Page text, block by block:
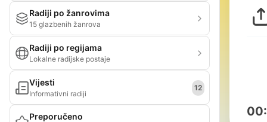
Radiji po žanrovima
15 glazbenih žanrova
Radiji po regijama
Lokalne radijske postaje
Vijesti
Informativni radiji
12
Preporučeno